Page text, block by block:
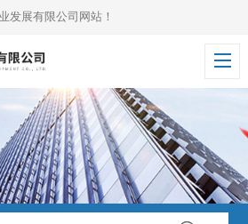
发展有限公司网站！